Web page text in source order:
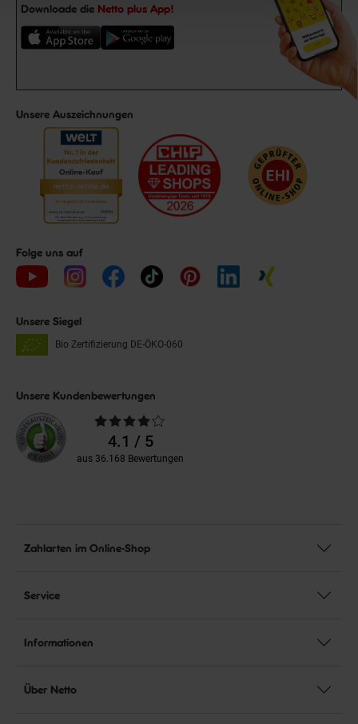
Downloade die Netto plus App!
Unsere Auszeichnungen
Folge uns auf
Unsere Siegel
Bio Zertifizierung DE-ÖKO-060
Unsere Kundenbewertungen
Durchschnittliche
Bewertungen4.1 / 5
aus 36.168 Bewertungen
Zahlarten im Online-Shop
Service
Informationen
Über Netto